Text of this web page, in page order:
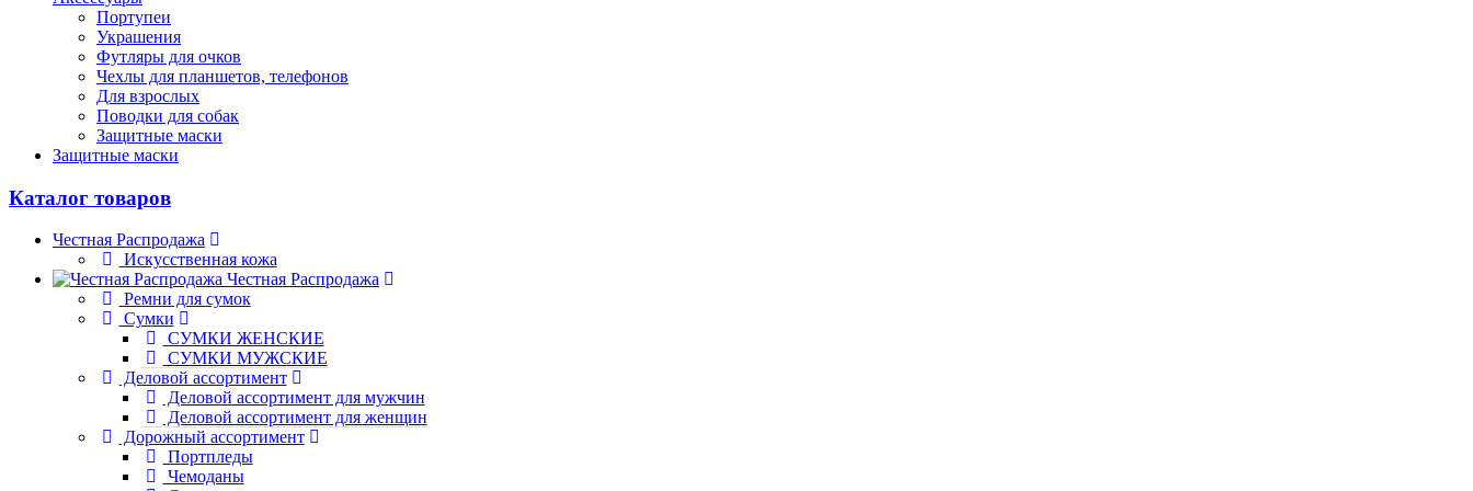
Портупеи
Украшения
Футляры для очков
Чехлы для планшетов, телефонов
Для взрослых
Поводки для собак
Защитные маски
Защитные маски
Каталог товаров
Честная Распродажа
Искусственная кожа
Честная Распродажа
Ремни для сумок
Сумки
СУМКИ ЖЕНСКИЕ
СУМКИ МУЖСКИЕ
Деловой ассортимент
Деловой ассортимент для мужчин
Деловой ассортимент для женщин
Дорожный ассортимент
Портпледы
Чемоданы